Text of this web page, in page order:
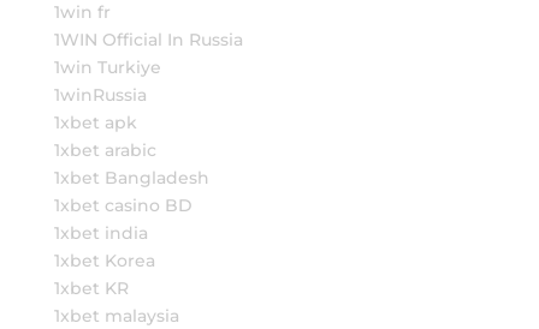
1win fr
1WIN Official In Russia
1win Turkiye
1winRussia
1xbet apk
1xbet arabic
1xbet Bangladesh
1xbet casino BD
1xbet india
1xbet Korea
1xbet KR
1xbet malaysia